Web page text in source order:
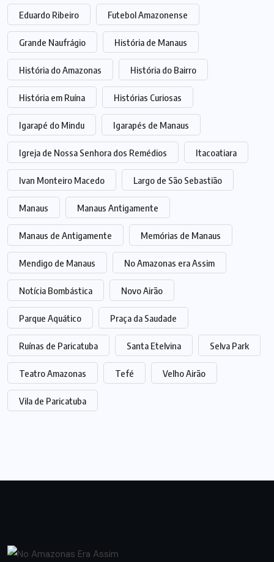
Eduardo Ribeiro Futebol Amazonense
Grande Naufrágio História de Manaus
História do Amazonas História do Bairro
História em Ruína Histórias Curiosas
Igarapé do Mindu Igarapés de Manaus
Igreja de Nossa Senhora dos Remédios Itacoatiara
Ivan Monteiro Macedo Largo de São Sebastião
Manaus Manaus Antigamente
Manaus de Antigamente Memórias de Manaus
Mendigo de Manaus No Amazonas era Assim
Notícia Bombástica Novo Airão
Parque Aquático Praça da Saudade
Ruínas de Paricatuba Santa Etelvina Selva Park
Teatro Amazonas Tefé Velho Airão
Vila de Paricatuba